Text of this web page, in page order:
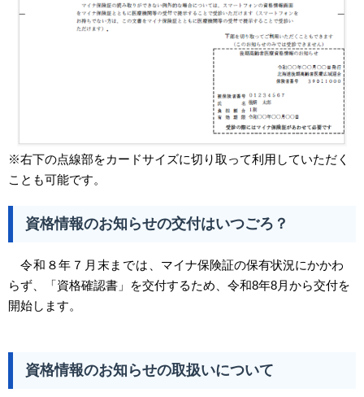
※右下の点線部をカードサイズに切り取って利用していただく
ことも可能です。
資格情報のお知らせの交付はいつごろ？
令和８年７月末までは、 マイナ保険証の保有状況にかかわ
らず、「資格確認書」を交付するため、令和8年8月から交付を
開始します。
資格情報のお知らせの取扱いについて